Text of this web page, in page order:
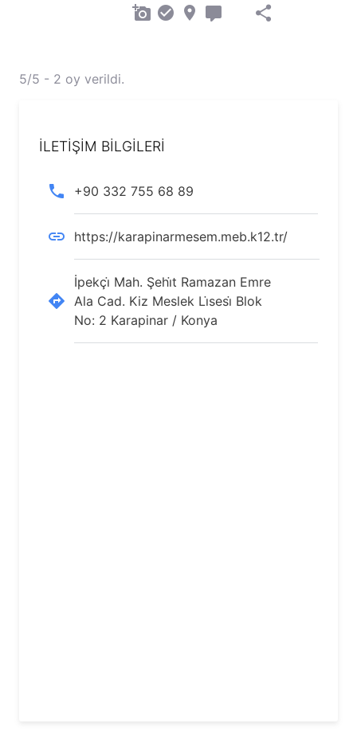
5/5 - 2 oy verildi.
İLETİŞİM BİLGİLERİ
+90 332 755 68 89
https://karapinarmesem.meb.k12.tr/
İpekçi̇ Mah. Şehi̇t Ramazan Emre
Ala Cad. Kiz Meslek Li̇sesi̇ Blok
No: 2 Karapinar / Konya